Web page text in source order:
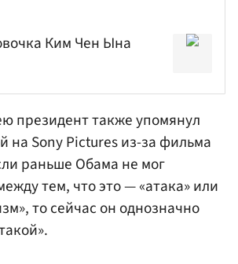
Ким Чен Ына
президент также упомянул
на Sony Pictures из-за фильма
раньше Обама не мог
тем, что это — «атака» или
то сейчас он однозначно